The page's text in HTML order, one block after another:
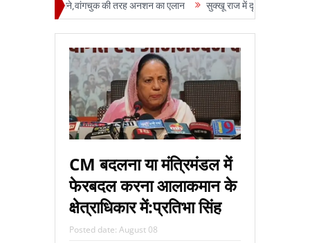
के सामने,वांगचुक की तरह अनशन का एलान सुक्‍खू राज में दृष्टिहीनों का धरना
CM बदलना या मंत्रिमंडल में
फेरबदल करना आलाकमान के
क्षेत्राधिकार में:प्रतिभा सिंह
Posted date: August 08